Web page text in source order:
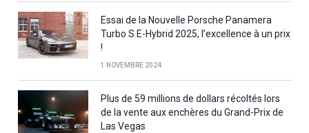
Essai de la Nouvelle Porsche Panamera
Turbo S E-Hybrid 2025, l’excellence à un prix
!
1 NOVEMBRE 2024
Plus de 59 millions de dollars récoltés lors
de la vente aux enchères du Grand-Prix de
Las Vegas